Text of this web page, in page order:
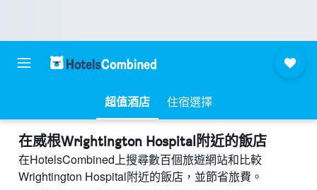
超值酒店 住宿選擇
​在威根Wrightington Hospital附近​的飯店
在HotelsCombined上搜尋數百個旅遊網站和比較
Wrightington Hospital附近的飯店，並節省旅費。